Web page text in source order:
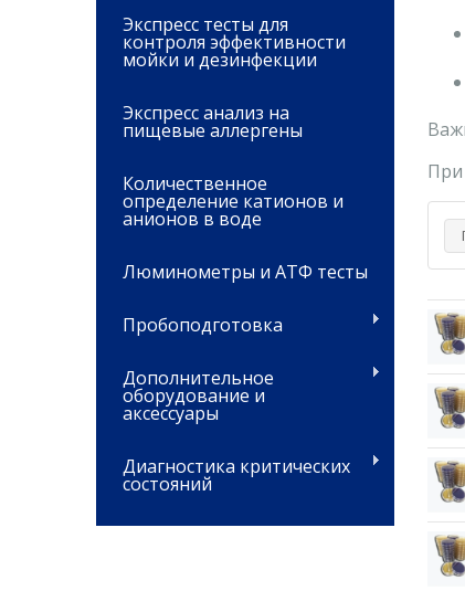
Экспресс тесты для
контроля эффективности
мойки и дезинфекции
Экспресс анализ на
пищевые аллергены
Количественное
определение катионов и
анионов в воде
Люминометры и АТФ тесты
Пробоподготовка
Дополнительное
оборудование и
аксессуары
Диагностика критических
состояний
При